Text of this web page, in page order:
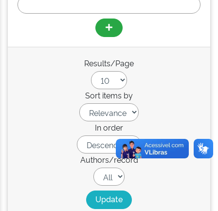
Results/Page
Sort items by
In order
Authors/record